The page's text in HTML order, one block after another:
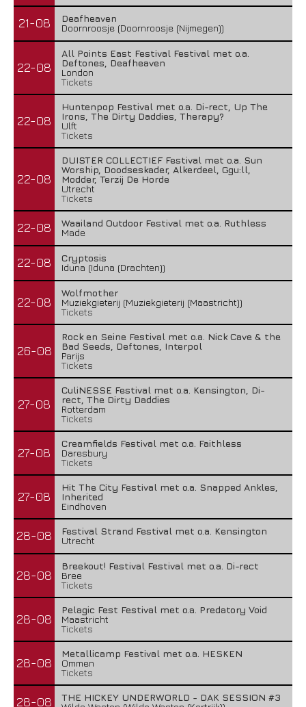
21-08
Deafheaven
Doornroosje (Doornroosje (Nijmegen))
22-08
All Points East Festival Festival met o.a.
Deftones, Deafheaven
London
Tickets
22-08
Huntenpop Festival met o.a. Di-rect, Up The
Irons, The Dirty Daddies, Therapy?
Ulft
Tickets
22-08
DUISTER COLLECTIEF Festival met o.a. Sun
Worship, Doodseskader, Alkerdeel, Ggu:ll,
Modder, Terzij De Horde
Utrecht
Tickets
22-08
Waailand Outdoor Festival met o.a. Ruthless
Made
22-08
Cryptosis
Iduna (Iduna (Drachten))
22-08
Wolfmother
Muziekgieterij (Muziekgieterij (Maastricht))
Tickets
26-08
Rock en Seine Festival met o.a. Nick Cave & the
Bad Seeds, Deftones, Interpol
Parijs
Tickets
27-08
CuliNESSE Festival met o.a. Kensington, Di-
rect, The Dirty Daddies
Rotterdam
Tickets
27-08
Creamfields Festival met o.a. Faithless
Daresbury
Tickets
27-08
Hit The City Festival met o.a. Snapped Ankles,
Inherited
Eindhoven
28-08
Festival Strand Festival met o.a. Kensington
Utrecht
28-08
Breekout! Festival Festival met o.a. Di-rect
Bree
Tickets
28-08
Pelagic Fest Festival met o.a. Predatory Void
Maastricht
Tickets
28-08
Metallicamp Festival met o.a. HESKEN
Ommen
Tickets
28-08
THE HICKEY UNDERWORLD - DAK SESSION #3